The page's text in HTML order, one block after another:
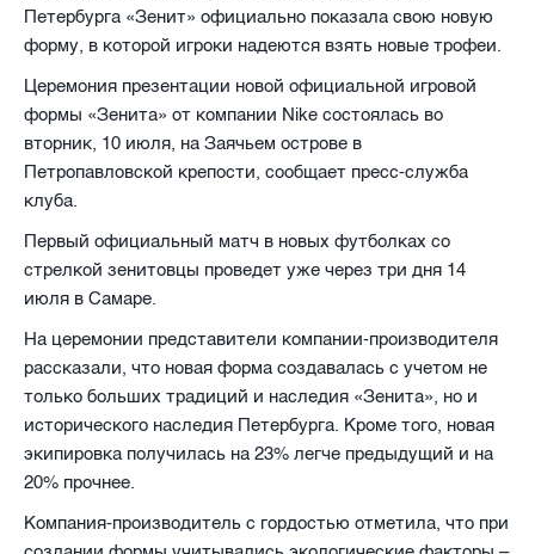
Петербурга «Зенит» официально показала свою новую
форму, в которой игроки надеются взять новые трофеи.
Церемония презентации новой официальной игровой
формы «Зенита» от компании Nike состоялась во
вторник, 10 июля, на Заячьем острове в
Петропавловской крепости, сообщает пресс-служба
клуба.
Первый официальный матч в новых футболках со
стрелкой зенитовцы проведет уже через три дня 14
июля в Самаре.
На церемонии представители компании-производителя
рассказали, что новая форма создавалась с учетом не
только больших традиций и наследия «Зенита», но и
исторического наследия Петербурга. Кроме того, новая
экипировка получилась на 23% легче предыдущий и на
20% прочнее.
Компания-производитель с гордостью отметила, что при